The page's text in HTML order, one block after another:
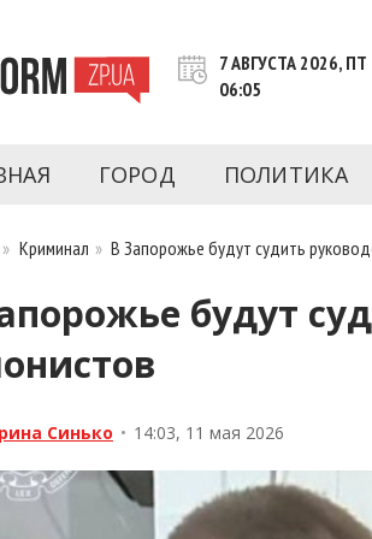
– это информационный
новости Запорожья и
7 АВГУСТА 2026, ПТ
06:05
ГОРОД ПОЛИТИКА
» Криминал »В Запорожье будут судить
будут
Синько • 14:03, 11 мая 2026